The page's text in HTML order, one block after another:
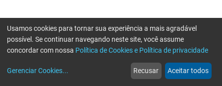
web
Notícias
more_horiz
Mais
Usamos cookies para tornar sua experiência a mais agradável
possível. Se continuar navegando neste site, você assume
concordar com nossa Política de Cookies e Política de privacidade
Gerenciar Cookies... Recusar Aceitar todos
Erro ao enviar informações, por favor tente novamente